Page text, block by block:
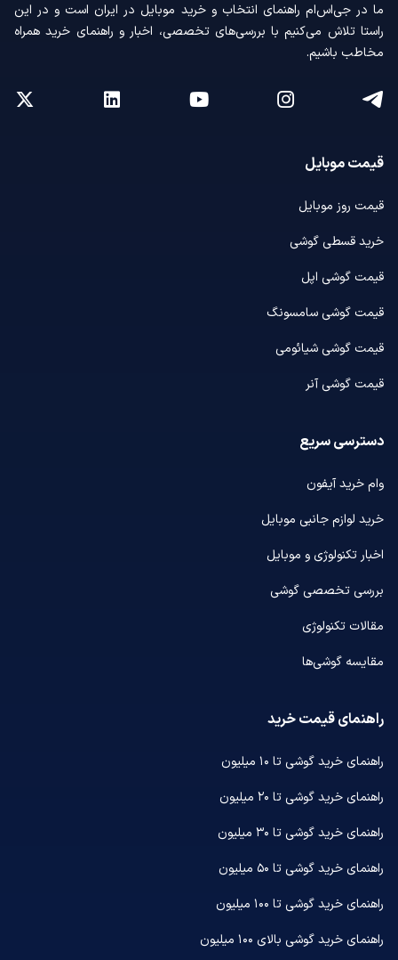
ما در جی‌اس‌ام راهنمای انتخاب و خرید موبایل در ایران است و در این
راستا تلاش می‌کنیم با بررسی‌های تخصصی، اخبار و راهنمای خرید همراه
مخاطب باشیم.
قیمت موبایل
قیمت روز موبایل
خرید قسطی گوشی
قیمت گوشی اپل
قیمت گوشی سامسونگ
قیمت گوشی شیائومی
قیمت گوشی آنر
دسترسی سریع
وام خرید آیفون
خرید لوازم جانبی موبایل
اخبار تکنولوژی و موبایل
بررسی تخصصی گوشی
مقالات تکنولوژی
مقایسه گوشی‌ها
راهنمای قیمت خرید
راهنمای خرید گوشی تا ۱۰ میلیون
راهنمای خرید گوشی تا ۲۰ میلیون
راهنمای خرید گوشی تا ۳۰ میلیون
راهنمای خرید گوشی تا ۵۰ میلیون
راهنمای خرید گوشی تا ۱۰۰ میلیون
راهنمای خرید گوشی بالای ۱۰۰ میلیون